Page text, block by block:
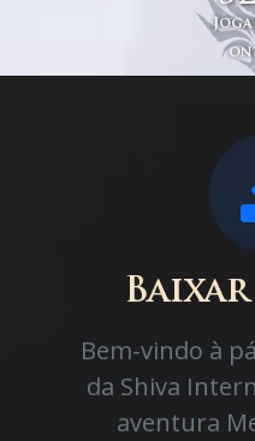
Bem-vindo à
da Shiva
aventura